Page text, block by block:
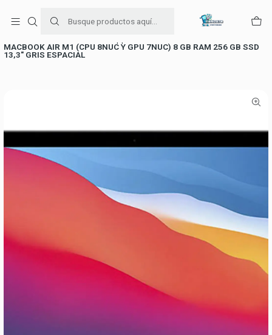
+56954787534
MACBOOK AIR M1 (CPU 8NUC Y GPU 7NUC) 8 GB RAM 256 GB SSD
13,3" GRIS ESPACIAL